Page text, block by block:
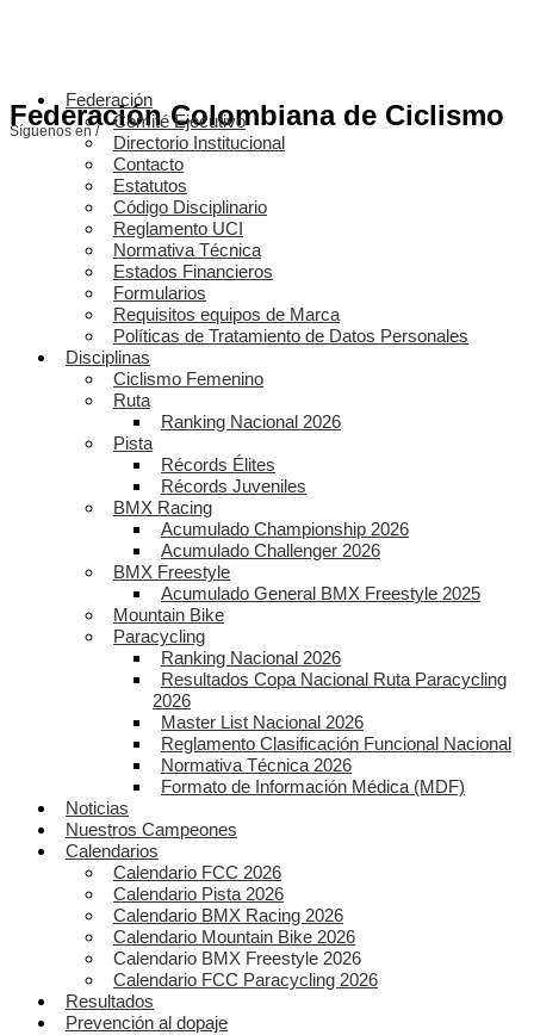
Federación Colombiana de Ciclismo
Síguenos en /
Federación
Comité Ejecutivo
Directorio Institucional
Contacto
Estatutos
Código Disciplinario
Reglamento UCI
Normativa Técnica
Estados Financieros
Formularios
Requisitos equipos de Marca
Políticas de Tratamiento de Datos Personales
Disciplinas
Ciclismo Femenino
Ruta
Ranking Nacional 2026
Pista
Récords Élites
Récords Juveniles
BMX Racing
Acumulado Championship 2026
Acumulado Challenger 2026
BMX Freestyle
Acumulado General BMX Freestyle 2025
Mountain Bike
Paracycling
Ranking Nacional 2026
Resultados Copa Nacional Ruta Paracycling
2026
Master List Nacional 2026
Reglamento Clasificación Funcional Nacional
Normativa Técnica 2026
Formato de Información Médica (MDF)
Noticias
Nuestros Campeones
Calendarios
Calendario FCC 2026
Calendario Pista 2026
Calendario BMX Racing 2026
Calendario Mountain Bike 2026
Calendario BMX Freestyle 2026
Calendario FCC Paracycling 2026
Resultados
Prevención al dopaje